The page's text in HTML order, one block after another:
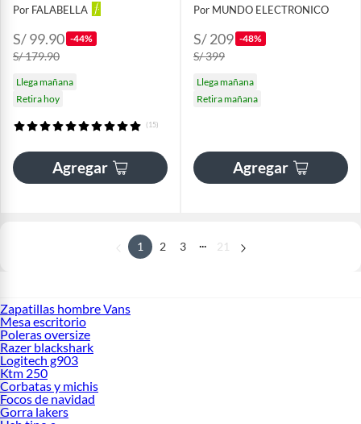
Por FALABELLA
S/ 99.90 -44%
S/ 179.90
Llega mañana
Retira hoy
(15)
Agregar
Por MUNDO ELECTRONICO
S/ 209 -48%
S/ 399
Llega mañana
Retira mañana
Agregar
1 2 3 ... 21
Zapatillas hombre Vans
Mesa escritorio
Poleras oversize
Razer blackshark
Logitech g903
Ktm 250
Corbatas y michis
Focos de navidad
Gorra lakers